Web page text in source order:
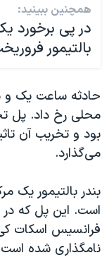
همچنین ببینید:
در پی برخورد
بالتیمور
محلی رخ داد. پل
بود و تخریب آن
می‌گذارد.
بندر بالتیمور یک
فرانسیس اسکات
نامگذاری شده